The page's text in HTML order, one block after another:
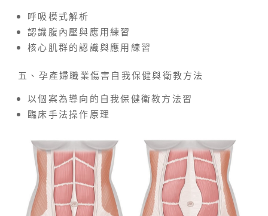
呼吸模式解析
認識腹內壓與應用練習
核心肌群的認識與應用練習
五、孕產婦職業傷害自我保健與衛教方法
以個案為導向的自我保健衛教方法習
臨床手法操作原理